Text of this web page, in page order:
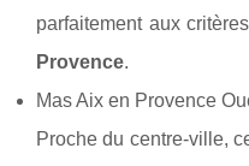
parfaitement aux
Provence.
Mas Aix en Provence
Proche du centre-ville,